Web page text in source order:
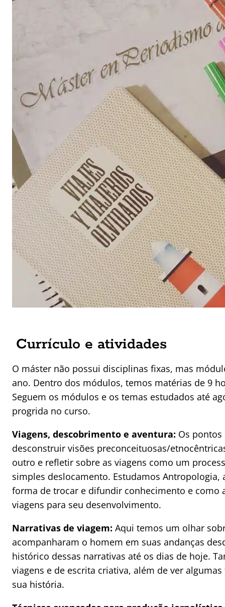
Currículo e atividades
O máster não possui disciplinas fixas, mas
ano. Dentro dos módulos, temos matérias de 9
Seguem os módulos e os temas estudados até
progrida no curso.
Viagens, descobrimento e aventura: Os
desconstruir visões preconceituosas/
outro e refletir sobre as viagens como um
simples deslocamento. Estudamos
forma de trocar e difundir conhecimento e como
viagens para seu desenvolvimento.
Narrativas de viagem: Aqui temos um olhar
acompanharam o homem em suas andanças
histórico dessas narrativas até os dias de hoje.
viagens e de escrita criativa, além de ver
sua história.